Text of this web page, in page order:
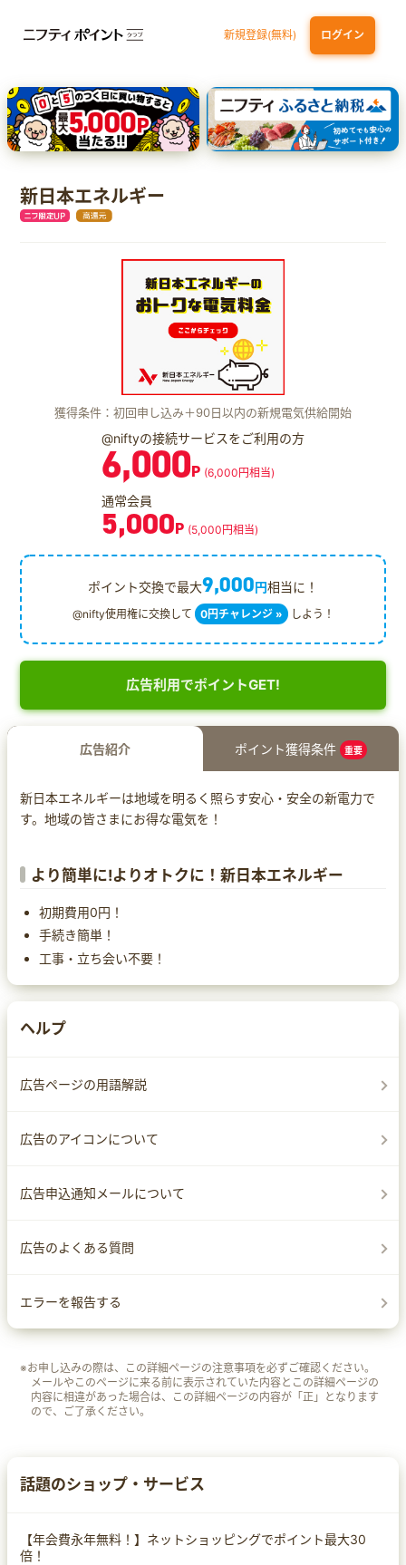
新規登録(無料) ログイン
三井住友カード（NL）オーロラデザイン
【三井住友銀行口座お持ちの方専用】Olive口座切替 P-one Wiz
ライフカードビジネスライトプラス dカード
新日本エネルギー
獲得条件：初回申し込み＋90日以内の新規電気供給開始
@niftyの接続サービスをご利用の方
6,000P (6,000円相当)
通常会員
5,000P (5,000円相当)
ポイント交換で最大9,000円相当に！
@nifty使用権に交換して 0円チャレンジ » しよう！
広告利用でポイントGET!
広告紹介 ポイント獲得条件 重要
新日本エネルギーは地域を明るく照らす安心・安全の新電力で
す。地域の皆さまにお得な電気を！
より簡単に!よりオトクに！新日本エネルギー
初期費用0円！
手続き簡単！
工事・立ち会い不要！
ヘルプ
広告ページの用語解説
広告のアイコンについて
広告申込通知メールについて
広告のよくある質問
エラーを報告する
※お申し込みの際は、この詳細ページの注意事項を必ずご確認ください。
メールやこのページに来る前に表示されていた内容とこの詳細ページの
内容に相違があった場合は、この詳細ページの内容が「正」となります
ので、ご了承ください。
話題のショップ・サービス
【年会費永年無料！】ネットショッピングでポイント最大30
倍！